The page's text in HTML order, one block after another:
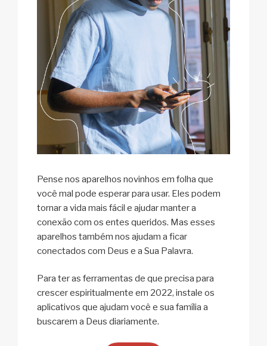
Pense nos aparelhos novinhos em folha que
você mal pode esperar para usar. Eles podem
tornar a vida mais fácil e ajudar manter a
conexão com os entes queridos. Mas esses
aparelhos também nos ajudam a ficar
conectados com Deus e a Sua Palavra.
Para ter as ferramentas de que precisa para
crescer espiritualmente em 2022, instale os
aplicativos que ajudam você e sua família a
buscarem a Deus diariamente.